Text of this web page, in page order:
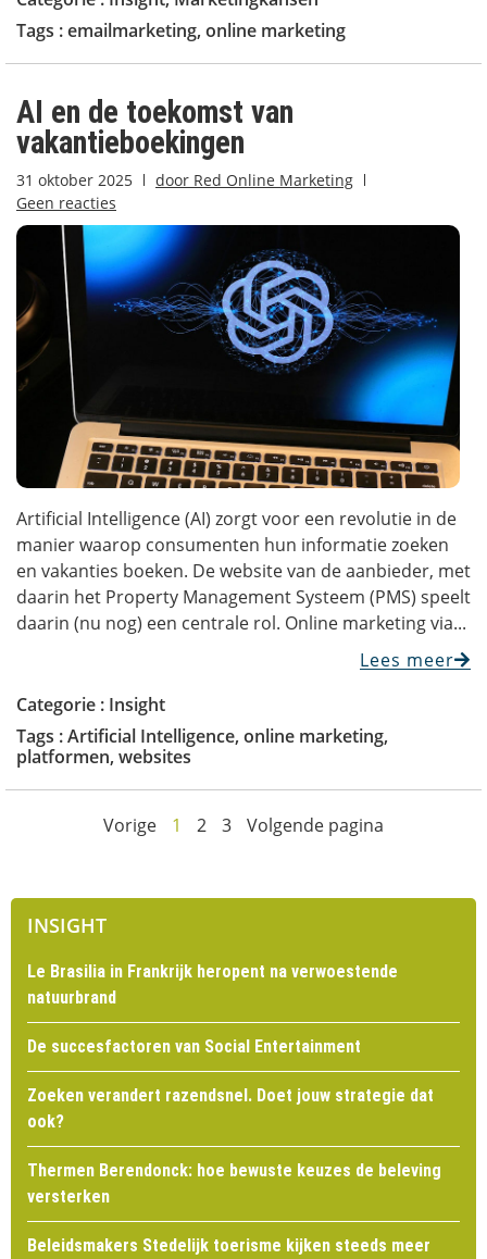
Tags :emailmarketing, online marketing
AI en de toekomst van
vakantieboekingen
31 oktober 2025 door Red Online Marketing
Geen reacties
Artificial Intelligence (AI) zorgt voor een revolutie in de
manier waarop consumenten hun informatie zoeken
en vakanties boeken. De website van de aanbieder, met
daarin het Property Management Systeem (PMS) speelt
daarin (nu nog) een centrale rol. Online marketing via...
Lees meer
Categorie : Insight
Tags :Artificial Intelligence, online marketing,
platformen, websites
Vorige 1 2 3 Volgende pagina
INSIGHT
Le Brasilia in Frankrijk heropent na verwoestende
natuurbrand
De succesfactoren van Social Entertainment
Zoeken verandert razendsnel. Doet jouw strategie dat
ook?
Thermen Berendonck: hoe bewuste keuzes de beleving
versterken
Beleidsmakers Stedelijk toerisme kijken steeds meer